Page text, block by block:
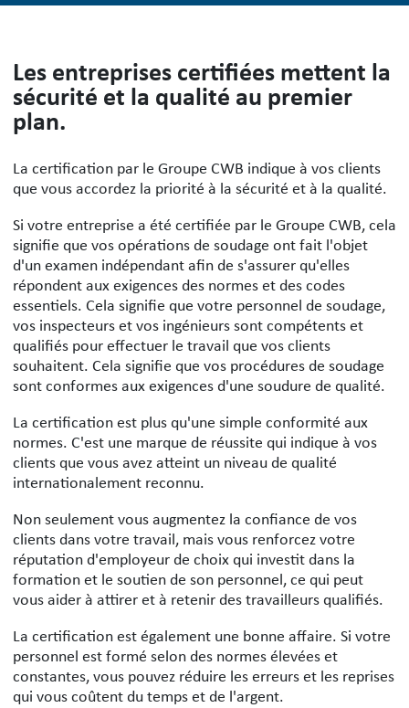
Les entreprises certifiées mettent la
sécurité et la qualité au premier
plan.
La certification par le Groupe CWB indique à vos clients
que vous accordez la priorité à la sécurité et à la qualité.
Si votre entreprise a été certifiée par le Groupe CWB, cela
signifie que vos opérations de soudage ont fait l'objet
d'un examen indépendant afin de s'assurer qu'elles
répondent aux exigences des normes et des codes
essentiels. Cela signifie que votre personnel de soudage,
vos inspecteurs et vos ingénieurs sont compétents et
qualifiés pour effectuer le travail que vos clients
souhaitent. Cela signifie que vos procédures de soudage
sont conformes aux exigences d'une soudure de qualité.
La certification est plus qu'une simple conformité aux
normes. C'est une marque de réussite qui indique à vos
clients que vous avez atteint un niveau de qualité
internationalement reconnu.
Non seulement vous augmentez la confiance de vos
clients dans votre travail, mais vous renforcez votre
réputation d'employeur de choix qui investit dans la
formation et le soutien de son personnel, ce qui peut
vous aider à attirer et à retenir des travailleurs qualifiés.
La certification est également une bonne affaire. Si votre
personnel est formé selon des normes élevées et
constantes, vous pouvez réduire les erreurs et les reprises
qui vous coûtent du temps et de l'argent.